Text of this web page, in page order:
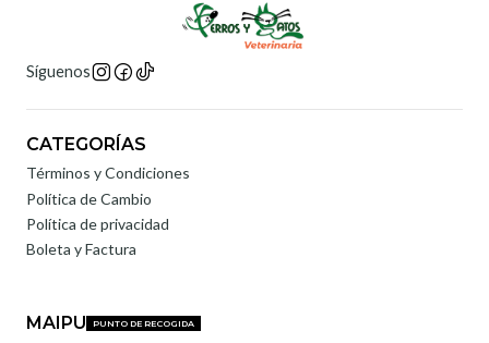
Síguenos
CATEGORÍAS
Términos y Condiciones
Política de Cambio
Política de privacidad
Boleta y Factura
MAIPU PUNTO DE RECOGIDA